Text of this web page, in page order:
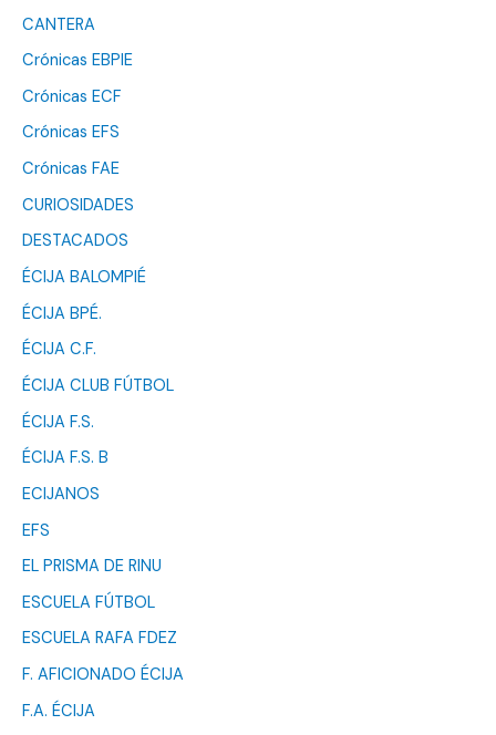
CANTERA
Crónicas EBPIE
Crónicas ECF
Crónicas EFS
Crónicas FAE
CURIOSIDADES
DESTACADOS
ÉCIJA BALOMPIÉ
ÉCIJA BPÉ.
ÉCIJA C.F.
ÉCIJA CLUB FÚTBOL
ÉCIJA F.S.
ÉCIJA F.S. B
ECIJANOS
EFS
EL PRISMA DE RINU
ESCUELA FÚTBOL
ESCUELA RAFA FDEZ
F. AFICIONADO ÉCIJA
F.A. ÉCIJA